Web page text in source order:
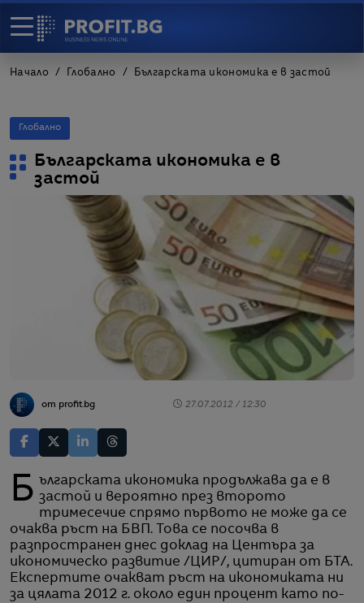
Начало Глобално Българската икономика е в застой
Глобално
Българската икономика е в
застой
от profit.bg 27.07.2012 / 12:30
Българската икономика продължава да е в застой и вероятно през второто
тримесечие спрямо първото не може да се
очаква ръст на БВП. Това се посочва в
разпространен днес доклад на Центъра за
икономическо развитие /ЦИР/, цитиран от БТА.
Експертите очакват ръст на икономиката ни
за цялата 2012 г. около един процент като по-